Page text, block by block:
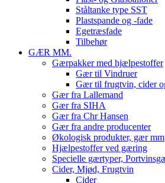
Ståltanke type SST
Plastspande og -fade
Egetræsfade
Tilbehør
GÆR MM.
Gærpakker med hjælpestoffer
Gær til Vindruer
Gær til frugtvin, cider
Gær fra Lallemand
Gær fra SIHA
Gær fra Chr Hansen
Gær fra andre producenter
Økologisk produkter, gær mm
Hjælpestoffer ved gæring
Specielle gærtyper,
Cider, Mjød, Frugtvin
Cider